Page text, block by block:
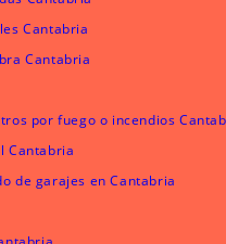
Cantabria
Cantabria
por fuego o incendios
Cantabria
de garajes en Cantabria